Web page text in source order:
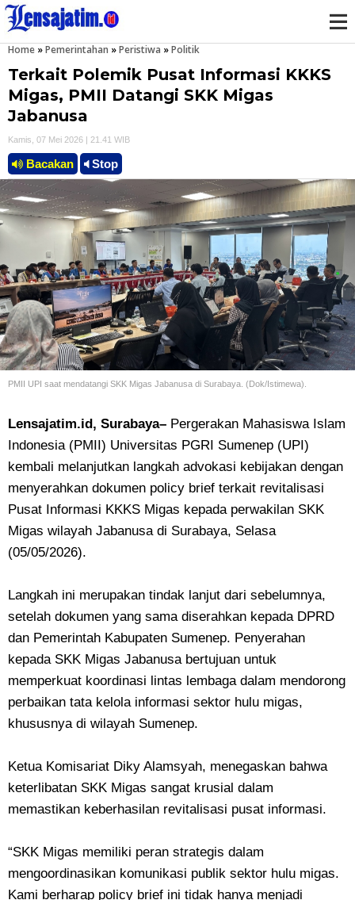
Home »Pemerintahan »Peristiwa »Politik
Terkait Polemik Pusat Informasi KKKS
Migas, PMII Datangi SKK Migas
Jabanusa
Kamis, 07 Mei 2026 | 21.41 WIB
Bacakan Stop
PMII UPI saat mendatangi SKK Migas Jabanusa di Surabaya. (Dok/Istimewa).
Lensajatim.id, Surabaya– Pergerakan Mahasiswa Islam
Indonesia (PMII) Universitas PGRI Sumenep (UPI)
kembali melanjutkan langkah advokasi kebijakan dengan
menyerahkan dokumen policy brief terkait revitalisasi
Pusat Informasi KKKS Migas kepada perwakilan SKK
Migas wilayah Jabanusa di Surabaya, Selasa
(05/05/2026).
Langkah ini merupakan tindak lanjut dari sebelumnya,
setelah dokumen yang sama diserahkan kepada DPRD
dan Pemerintah Kabupaten Sumenep. Penyerahan
kepada SKK Migas Jabanusa bertujuan untuk
memperkuat koordinasi lintas lembaga dalam mendorong
perbaikan tata kelola informasi sektor hulu migas,
khususnya di wilayah Sumenep.
Ketua Komisariat Diky Alamsyah, menegaskan bahwa
keterlibatan SKK Migas sangat krusial dalam
memastikan keberhasilan revitalisasi pusat informasi.
“SKK Migas memiliki peran strategis dalam
mengoordinasikan komunikasi publik sektor hulu migas.
Kami berharap policy brief ini tidak hanya menjadi